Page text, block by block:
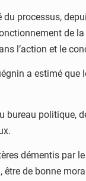
du processus,
de
l’action et le
a estimé que
bureau politique,
démentis par
être de bonne